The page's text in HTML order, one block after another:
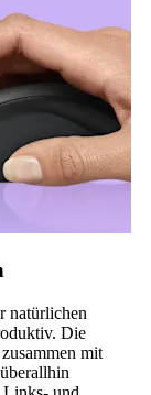
natürlichen
Die
mit